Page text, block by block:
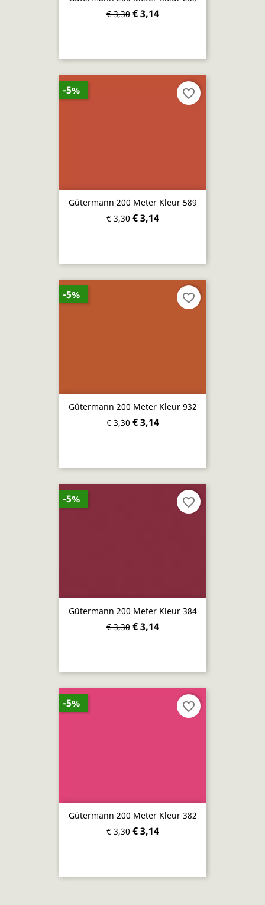
€ 3,30 € 3,14
Gütermann 200 Meter Kleur 589
€ 3,30 € 3,14
-5% favorite_border
Gütermann 200 Meter Kleur 932
€ 3,30 € 3,14
-5% favorite_border
Gütermann 200 Meter Kleur 384
€ 3,30 € 3,14
-5% favorite_border
Gütermann 200 Meter Kleur 382
€ 3,30 € 3,14
-5% favorite_border